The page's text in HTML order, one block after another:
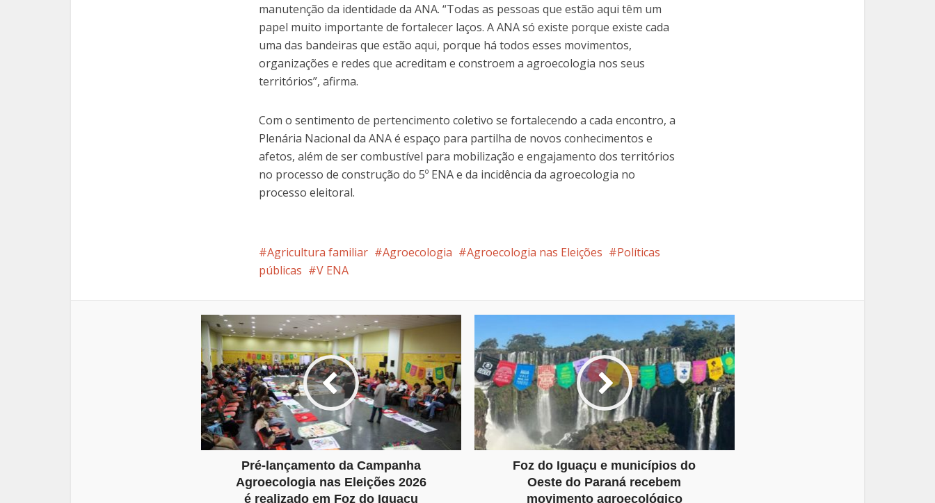
manutenção da identidade da ANA. “Todas as pessoas que estão aqui têm um
papel muito importante de fortalecer laços. A ANA só existe porque existe cada
uma das bandeiras que estão aqui, porque há todos esses movimentos,
organizações e redes que acreditam e constroem a agroecologia nos seus
territórios”, afirma.
Com o sentimento de pertencimento coletivo se fortalecendo a cada encontro, a
Plenária Nacional da ANA é espaço para partilha de novos conhecimentos e
afetos, além de ser combustível para mobilização e engajamento dos territórios
no processo de construção do 5º ENA e da incidência da agroecologia no
processo eleitoral.
Agricultura familiar Agroecologia Agroecologia nas Eleições
Políticas
públicas
V ENA
Pré-lançamento da Campanha
Agroecologia nas Eleições 2026
é realizado em Foz do Iguaçu
Foz do Iguaçu e municípios do
Oeste do Paraná recebem
movimento agroecológico